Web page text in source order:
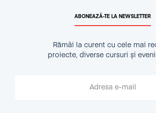
ABONEAZĂ-TE LA NEWSLETTER
Rămâi la curent cu cele mai
proiecte, diverse cursuri și